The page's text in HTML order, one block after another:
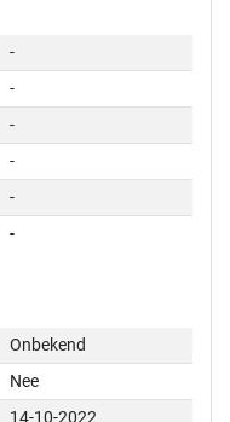
-
-
-
-
-
-
Onbekend
Nee
14-10-2022